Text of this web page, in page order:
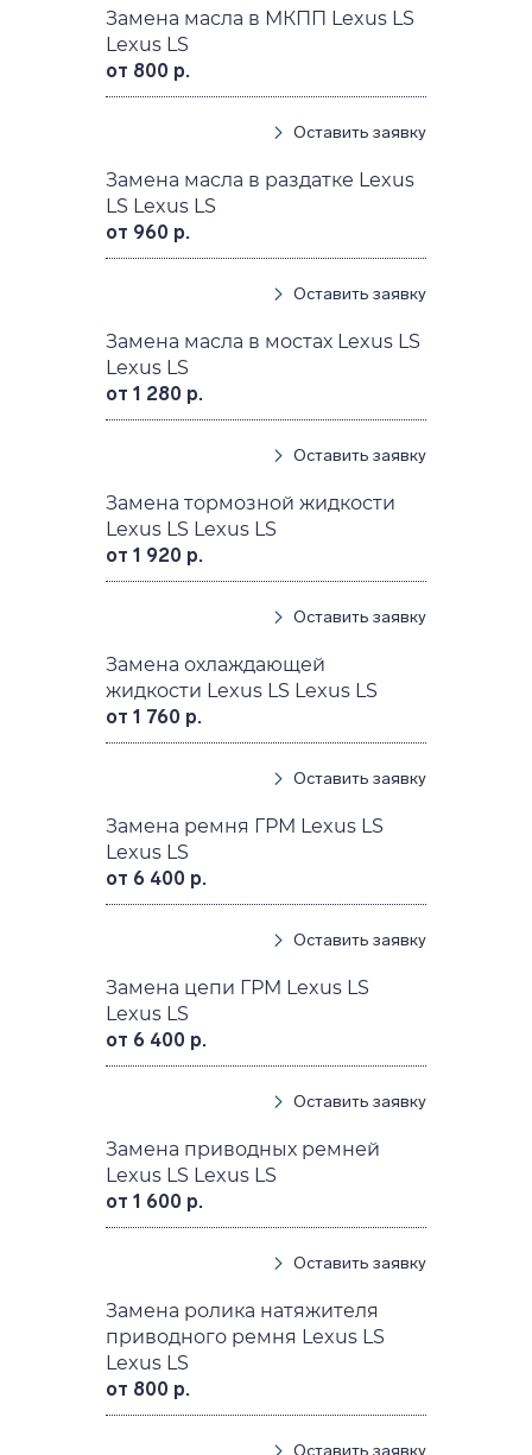
Замена масла в МКПП Lexus LS
Lexus LS
от 800 р.
Оставить заявку
Замена масла в раздатке Lexus
LS Lexus LS
от 960 р.
Оставить заявку
Замена масла в мостах Lexus LS
Lexus LS
от 1 280 р.
Оставить заявку
Замена тормозной жидкости
Lexus LS Lexus LS
от 1 920 р.
Оставить заявку
Замена охлаждающей
жидкости Lexus LS Lexus LS
от 1 760 р.
Оставить заявку
Замена ремня ГРМ Lexus LS
Lexus LS
от 6 400 р.
Оставить заявку
Замена цепи ГРМ Lexus LS
Lexus LS
от 6 400 р.
Оставить заявку
Замена приводных ремней
Lexus LS Lexus LS
от 1 600 р.
Оставить заявку
Замена ролика натяжителя
приводного ремня Lexus LS
Lexus LS
от 800 р.